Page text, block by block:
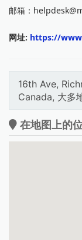
邮箱：
网址: https://
16th Ave,
Canada, 大多
在地图上的